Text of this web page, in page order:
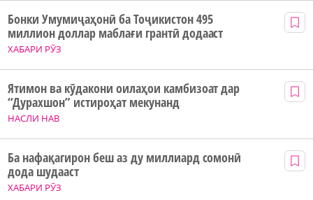
ХАБАРИ РӮЗ
Бонки Умумиҷаҳонӣ ба Тоҷикистон 495
миллион доллар маблағи грантӣ додааст
НАСЛИ НАВ
Ятимон ва кӯдакони оилаҳои камбизоат дар
“Дурахшон” истироҳат мекунанд
ХАБАРИ РӮЗ
Ба нафақагирон беш аз ду миллиард сомонӣ
дода шудааст